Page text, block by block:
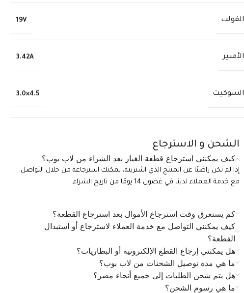
الفولت 19V
الأمبير 3.42A
السوكيت 4.5×3.0
الشحن و الاسترجاع
كيف يمكنني استرجاع قطعة الغيار بعد الشراء من لاب بوب؟
إذا لم تكن راضيًا عن المنتج الذي اشتريته، يمكنك استرجاعه من خلال التواصل
مع خدمة العملاء لدينا في غضون 14 يومًا من تاريخ الشراء.
كم يستغرق وقت استرجاع الأموال بعد استرجاع القطعة؟
كيف يمكنني التواصل مع خدمة العملاء لاسترجاع أو استبدال
القطعة؟
هل يمكنني إرجاع القطع الإلكترونية أو البطاريات؟
ما هي مدة توصيل الشحنات من لاب بوب؟
هل يتم شحن الطلبات إلى جميع أنحاء مصر؟
ما هي رسوم الشحن؟